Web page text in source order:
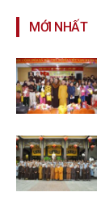
MỚI NHẤT